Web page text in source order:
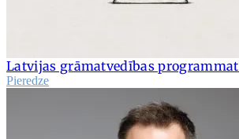
Latvijas grāmatvedības
Pieredze